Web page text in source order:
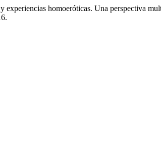
homoeróticas. Una perspectiva